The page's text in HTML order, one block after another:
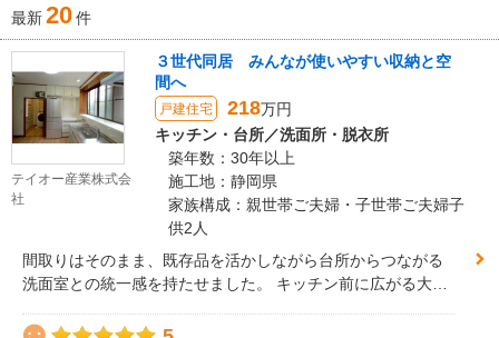
最新20件
テイオー産業株式会
社
３世代同居 みんなが使いやすい収納と空
間へ
戸建住宅 218万円
キッチン・台所／洗面所・脱衣所
築年数：30年以上
施工地：静岡県
家族構成：親世帯ご夫婦・子世帯ご夫婦子
供2人
間取りはそのまま、既存品を活かしながら台所からつながる
洗面室との統一感を持たせました。 キッチン前に広がる大き
しました。 小学生のお子様たちもリフォームに興味深々で、